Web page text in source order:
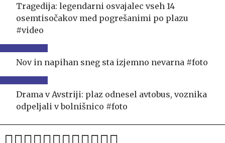
Tragedija: legendarni osvajalec vseh 14
osemtisočakov med pogrešanimi po plazu
#video
Nov in napihan sneg sta izjemno nevarna #foto
Drama v Avstriji: plaz odnesel avtobus, voznika
odpeljali v bolnišnico #foto